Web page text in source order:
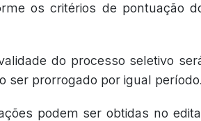
os critérios de pontuação
do processo seletivo
ser prorrogado por igual
podem ser obtidas no